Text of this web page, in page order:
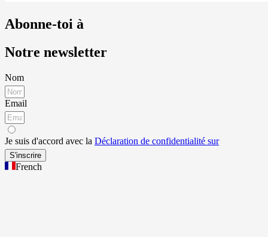
Abonne-toi à
Notre newsletter
Nom
Email
Je suis d'accord avec la Déclaration de confidentialité sur
S'inscrire
French